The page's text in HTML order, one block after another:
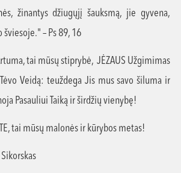
žinantys džiugųjį šauksmą, jie gyvena,
šviesoje." – Ps 89, 16
tai mūsų stiprybė, JĖZAUS Užgimimas
Veidą: teuždega Jis mus savo šiluma ir
Pasauliui Taiką ir širdžių vienybę!
tai mūsų malonės ir kūrybos metas!